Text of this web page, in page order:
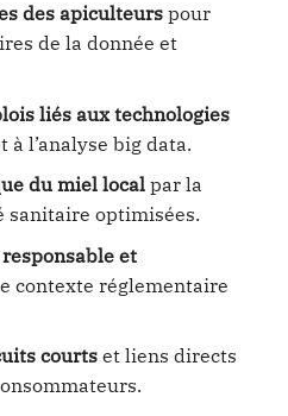
des apiculteurspour
de la donnée et
liés aux technologies
à l’analyse big data.
du miel localpar la
optimisées.
et
contexte réglementaire
courtset liens directs